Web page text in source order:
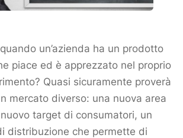
un’azienda ha un prodotto
piace ed è apprezzato nel proprio
Quasi sicuramente proverà
mercato diverso: una nuova area
target di consumatori, un
distribuzione che permette di